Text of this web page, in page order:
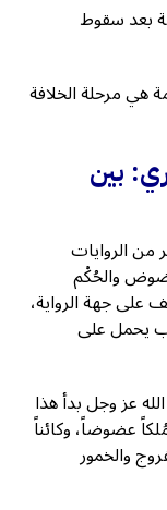
بعد سقوط
هي مرحلة الخلافة
بين
الروايات
والحُكْم
على جهة الرواية،
يحمل على
عز وجل بدأ هذا
عضوضاً، وكائناً
والخمور